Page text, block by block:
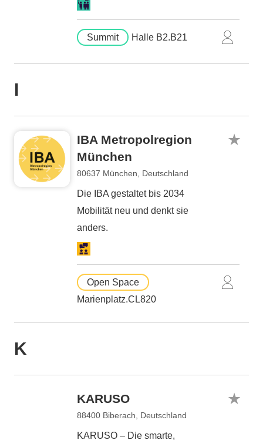
Summit Halle B2.B21
I
IBA Metropolregion
München
80637 München, Deutschland
Die IBA gestaltet bis 2034
Mobilität neu und denkt sie
anders.
Open Space
Marienplatz.CL820
K
KARUSO
88400 Biberach, Deutschland
KARUSO – Die smarte,